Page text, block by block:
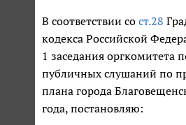
В соответствии со ст.28
кодекса Российской
1 заседания оргкомитета
публичных слушаний по
плана города
года, постановляю: